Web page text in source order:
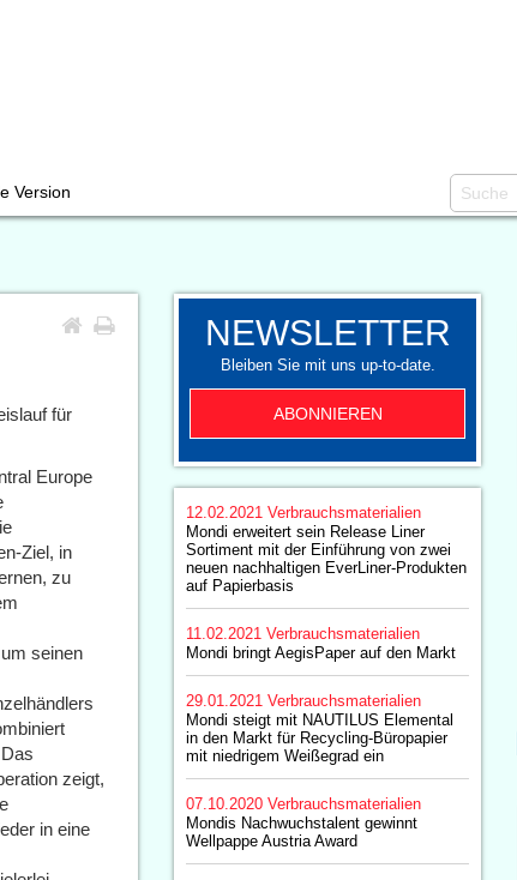
Version
für
Europe
Ziel, in
zu
seinen
zeigt,
in eine
NEWSLETTER
Bleiben Sie mit uns up-to-date.
ABONNIEREN
12.02.2021 Verbrauchsmaterialien
Mondi erweitert sein Release Liner
Sortiment mit der Einführung von zwei
neuen nachhaltigen EverLiner-Produkten
auf Papierbasis
11.02.2021 Verbrauchsmaterialien
Mondi bringt AegisPaper auf den Markt
29.01.2021 Verbrauchsmaterialien
Mondi steigt mit NAUTILUS Elemental
in den Markt für Recycling-Büropapier
mit niedrigem Weißegrad ein
07.10.2020 Verbrauchsmaterialien
Mondis Nachwuchstalent gewinnt
Wellpappe Austria Award